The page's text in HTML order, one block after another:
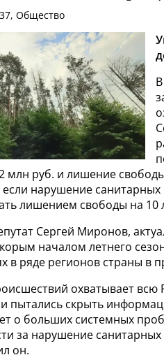
Общество
млн руб. и лишение
если нарушение
лишением свободы на 10
Сергей Миронов,
началом летнего
в ряде регионов страны в
охватывает
пытались скрыть
о больших системных
за нарушение
он.